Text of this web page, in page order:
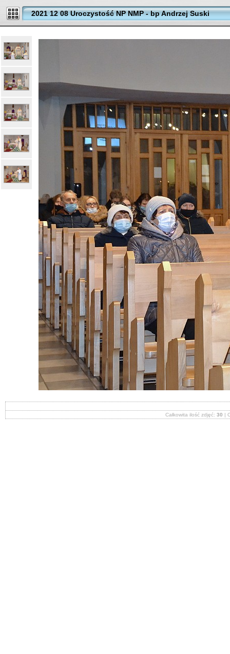
2021 12 08 Uroczystość NP NMP - bp Andrzej Suski
Całkowita ilość zdjęć: 30 |